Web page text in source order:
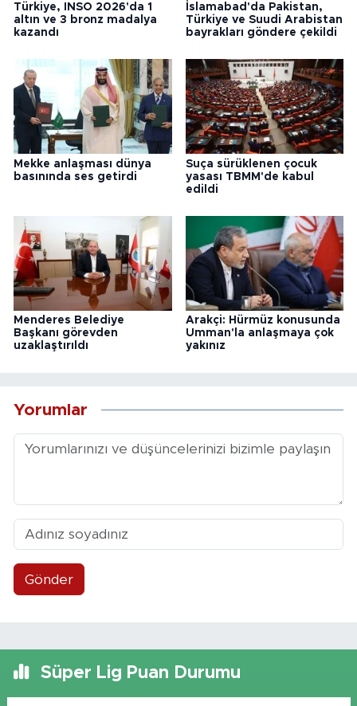
Türkiye, INSO 2026'da 1
altın ve 3 bronz madalya
kazandı
İslamabad'da Pakistan,
Türkiye ve Suudi Arabistan
bayrakları göndere çekildi
Mekke anlaşması dünya
basınında ses getirdi
Suça sürüklenen çocuk
yasası TBMM'de kabul
edildi
Menderes Belediye
Başkanı görevden
uzaklaştırıldı
Arakçi: Hürmüz konusunda
Umman'la anlaşmaya çok
yakınız
Yorumlar
Gönder
Süper Lig Puan Durumu